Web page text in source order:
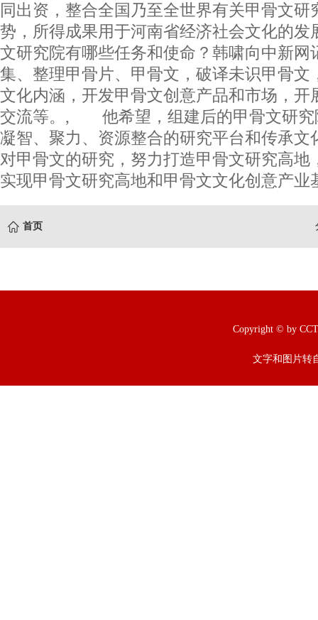
同出资，整合全国乃至全世界有关甲骨文研
势，所得成果用于河南省经济社会文化
文研究院有哪些任务和使命？韩啸向中新网
集、整理甲骨片、甲骨文，破译未识甲骨文
文化内涵，开发甲骨文创意产品和市场，开
交流等。, 他希望，组建后的甲骨文研究
凝智、聚力、资源整合的研究平台和传承文
对甲骨文的研究，努力打造甲骨文研究高地
实现甲骨文研究高地和甲骨文文化创意产业
首页
Copyright © by
文字和图片转